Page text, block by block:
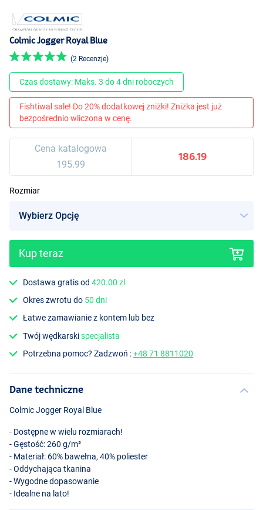
Colmic Jogger Royal Blue
(2 Recenzje)
Czas dostawy: Maks. 3 do 4 dni roboczych
Fishtiwal sale! Do 20% dodatkowej zniżki! Zniżka jest już
bezpośrednio wliczona w cenę.
Cena katalogowa
195.99
186.19
Rozmiar
Kup teraz
Dostawa gratis od420.00 zl
Okres zwrotu do 50 dni
Łatwe zamawianie z kontem lub bez
Twój wędkarskispecjalista
Potrzebna pomoc? Zadzwoń :+48 71 8811020
Dane techniczne
Colmic Jogger Royal Blue
- Dostępne w wielu rozmiarach!
- Gęstość: 260 g/m²
- Materiał: 60% bawełna, 40% poliester
- Oddychająca tkanina
- Wygodne dopasowanie
- Idealne na lato!